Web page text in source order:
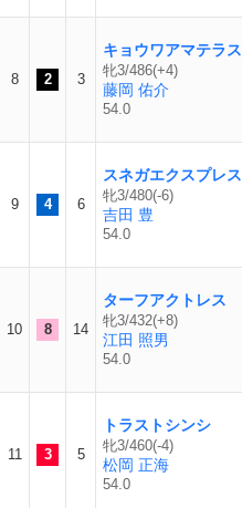
8 2 3
キョウワアマテラス
牝3/486(+4)
藤岡 佑介
54.0
9 4 6
スネガエクスプレス
牝3/480(-6)
吉田 豊
54.0
10 8 14
ターフアクトレス
牝3/432(+8)
江田 照男
54.0
11 3 5
トラストシンシ
牝3/460(-4)
松岡 正海
54.0